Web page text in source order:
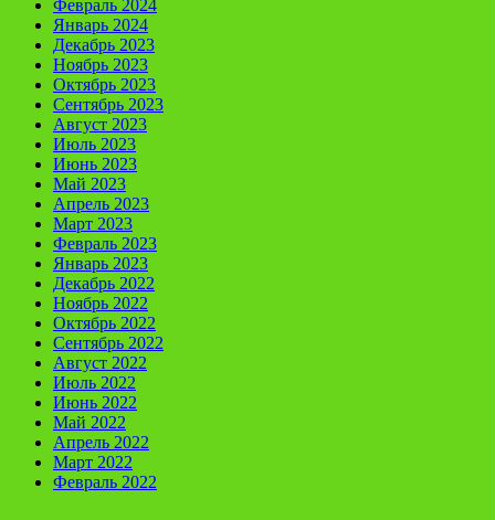
Февраль 2024
Январь 2024
Декабрь 2023
Ноябрь 2023
Октябрь 2023
Сентябрь 2023
Август 2023
Июль 2023
Июнь 2023
Май 2023
Апрель 2023
Март 2023
Февраль 2023
Январь 2023
Декабрь 2022
Ноябрь 2022
Октябрь 2022
Сентябрь 2022
Август 2022
Июль 2022
Июнь 2022
Май 2022
Апрель 2022
Март 2022
Февраль 2022